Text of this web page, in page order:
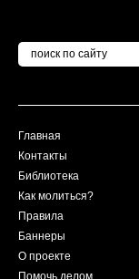
Главная
Контакты
Библиотека
Как молиться?
Правила
Баннеры
О проекте